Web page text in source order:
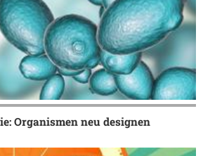
Organismen neu designen